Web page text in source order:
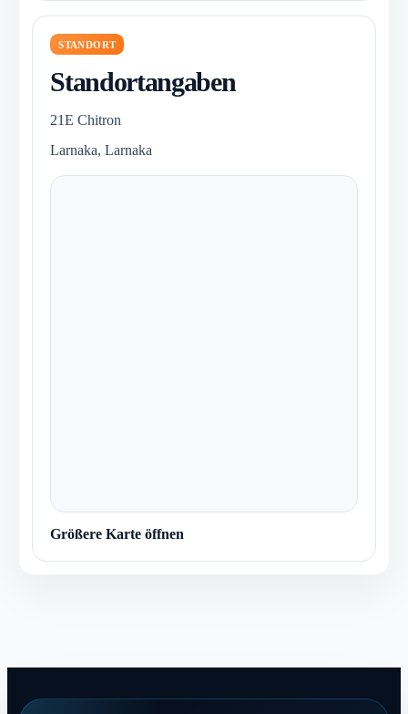
STANDORT
Standortangaben
21E Chitron
Larnaka, Larnaka
Größere Karte öffnen